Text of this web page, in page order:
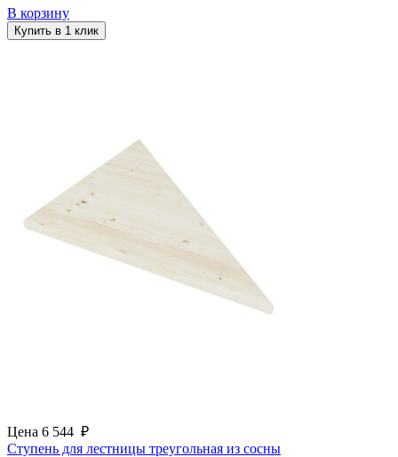
В корзину
Купить в 1 клик
Цена 6 544 ₽
Ступень для лестницы треугольная из сосны